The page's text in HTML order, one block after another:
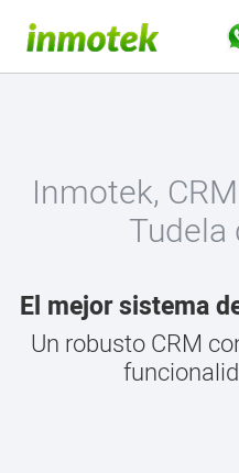
Inmotek,
Tudela
El mejor sistema
Un robusto CRM